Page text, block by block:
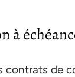
à
contrats de